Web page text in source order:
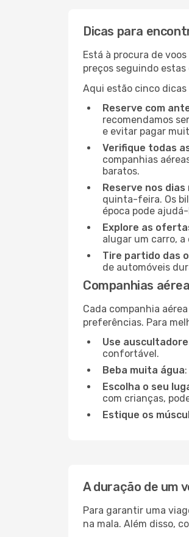
Dicas para
Está à procura de
preços seguindo
Aqui estão cinco
Reserve com
recomendamos
e evitar pagar
Verifique todas
companhias
baratos.
Reserve nos
quinta-feira. Os
época pode
Explore as
alugar um carro,
Tire partido das
de automóveis
Companhias
Cada companhia
preferências. Para
Use
confortável.
Beba muita água
Escolha o seu
com crianças,
Estique os
A duração de um
Para garantir uma
na mala. Além disso,